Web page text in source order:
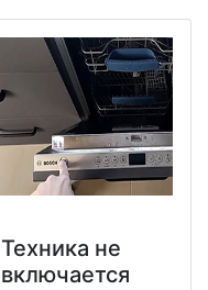
Техника не
включается